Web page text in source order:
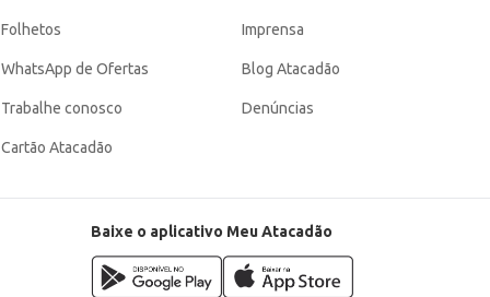
Folhetos
WhatsApp de Ofertas
Trabalhe conosco
Cartão Atacadão
Imprensa
Blog Atacadão
Denúncias
Baixe o aplicativo Meu Atacadão